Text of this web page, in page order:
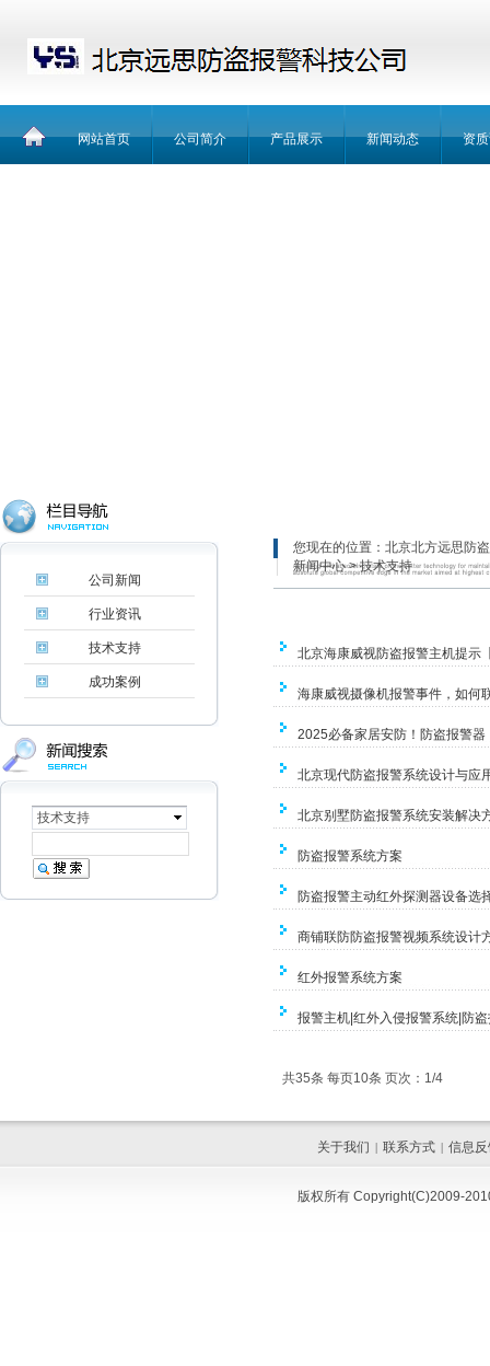
网站首页 公司简介 产品展示 新闻动态 资
公司新闻
行业资讯
技术支持
成功案例
技术支持
您现在的位置： 北京北方远思防
新闻中心>技术支持
北京海康威视防盗报警主机提示
海康威视摄像机报警事件，如何
2025必备家居安防！防盗报警器
北京现代防盗报警系统设计与应
北京别墅防盗报警系统安装解决
防盗报警系统方案
防盗报警主动红外探测器设备选
商铺联防防盗报警视频系统设计
红外报警系统方案
报警主机|红外入侵报警系统|防
共35条 每页10条 页次：1/4
关于我们 | 联系方式 | 信息
版权所有 Copyright(C)2009-